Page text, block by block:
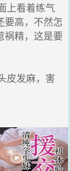
上看着练气
要高，不然怎
祸精，这是要
皮发麻，害